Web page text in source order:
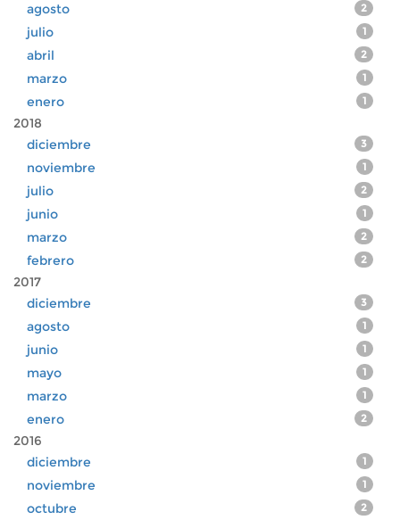
agosto 2
julio 1
abril 2
marzo 1
enero 1
2018
diciembre
3
noviembre 1
julio 2
junio 1
marzo 2
febrero 2
2017
diciembre
3
agosto 1
junio 1
mayo 1
marzo 1
enero 2
2016
diciembre
1
noviembre 1
octubre 2